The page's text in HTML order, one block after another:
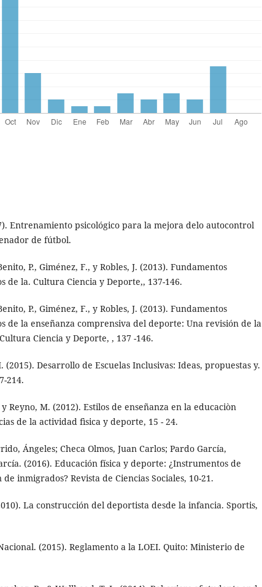
Entrenamiento psicológico para la mejora delo autocontrol
de fútbol.
P., Giménez, F., y Robles, J. (2013). Fundamentos
de la. Cultura Ciencia y Deporte,, 137-146.
P., Giménez, F., y Robles, J. (2013). Fundamentos
de la enseñanza comprensiva del deporte: Una revisión de la
Ciencia y Deporte, , 137 -146.
(2015). Desarrollo de Escuelas Inclusivas: Ideas, propuestas y.
214.
Reyno, M. (2012). Estilos de enseñanza en la educaciòn
de la actividad fìsica y deporte, 15 - 24.
Ángeles; Checa Olmos, Juan Carlos; Pardo García,
(2016). Educación física y deporte: ¿Instrumentos de
inmigrados? Revista de Ciencias Sociales, 10-21.
La construcción del deportista desde la infancia. Sportis,
(2015). Reglamento a la LOEI. Quito: Ministerio de